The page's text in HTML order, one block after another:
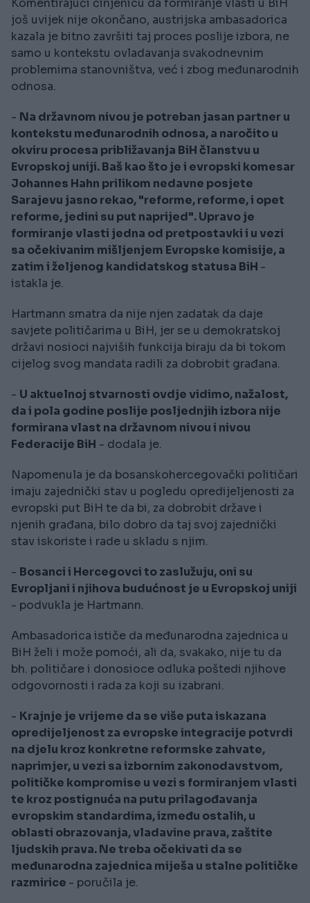
Komentirajući činjenicu da formiranje vlasti u BiH
još uvijek nije okončano, austrijska ambasadorica
kazala je bitno završiti taj proces poslije izbora, ne
samo u kontekstu ovladavanja svakodnevnim
problemima stanovništva, već i zbog međunarodnih
odnosa.
- Na državnom nivou je potreban jasan partner u
kontekstu međunarodnih odnosa, a naročito u
okviru procesa približavanja BiH članstvu u
Evropskoj uniji. Baš kao što je i evropski komesar
Johannes Hahn prilikom nedavne posjete
Sarajevu jasno rekao, "reforme, reforme, i opet
reforme, jedini su put naprijed". Upravo je
formiranje vlasti jedna od pretpostavki i u vezi
sa očekivanim mišljenjem Evropske komisije, a
zatim i željenog kandidatskog statusa BiH -
istakla je.
Hartmann smatra da nije njen zadatak da daje
savjete političarima u BiH, jer se u demokratskoj
državi nosioci najviših funkcija biraju da bi tokom
cijelog svog mandata radili za dobrobit građana.
- U aktuelnoj stvarnosti ovdje vidimo, nažalost,
da i pola godine poslije posljednjih izbora nije
formirana vlast na državnom nivou i nivou
Federacije BiH - dodala je.
Napomenula je da bosanskohercegovački političari
imaju zajednički stav u pogledu opredijeljenosti za
evropski put BiH te da bi, za dobrobit države i
njenih građana, bilo dobro da taj svoj zajednički
stav iskoriste i rade u skladu s njim.
- Bosanci i Hercegovci to zaslužuju, oni su
Evropljani i njihova budućnost je u Evropskoj uniji
- podvukla je Hartmann.
Ambasadorica ističe da međunarodna zajednica u
BiH želi i može pomoći, ali da, svakako, nije tu da
bh. političare i donosioce odluka poštedi njihove
odgovornosti i rada za koji su izabrani.
- Krajnje je vrijeme da se više puta iskazana
opredijeljenost za evropske integracije potvrdi
na djelu kroz konkretne reformske zahvate,
naprimjer, u vezi sa izbornim zakonodavstvom,
političke kompromise u vezi s formiranjem vlasti
te kroz postignuća na putu prilagođavanja
evropskim standardima, između ostalih, u
oblasti obrazovanja, vladavine prava, zaštite
ljudskih prava. Ne treba očekivati da se
međunarodna zajednica miješa u stalne političke
razmirice - poručila je.